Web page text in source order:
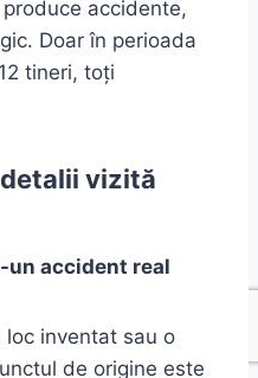
accidente,
Doar în perioada
tineri, toți
vizită
un accident real
loc inventat sau o
de origine este